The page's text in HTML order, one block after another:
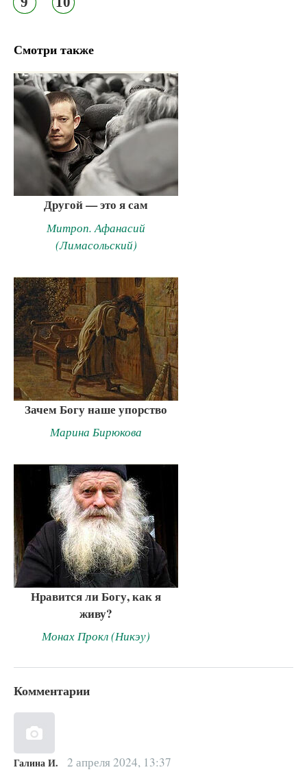
Смотри также
Другой — это я сам
Митроп. Афанасий
(Лимасольский)
Зачем Богу наше упорство
Марина Бирюкова
Нравится ли Богу, как я
живу?
Монах Прокл (Никэу)
Комментарии
Галина И. 2 апреля 2024, 13:37